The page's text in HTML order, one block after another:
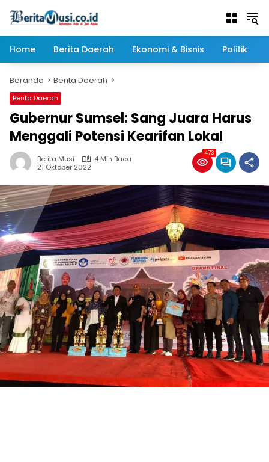
Home
Berita Daerah Ekonomi & Bisnis Politik
Beranda Berita Daerah
Berita Daerah
Gubernur Sumsel: Sang Juara Harus
Menggali Potensi Kearifan Lokal
Berita Musi
4 Min Baca
21 Oktober 2022
473